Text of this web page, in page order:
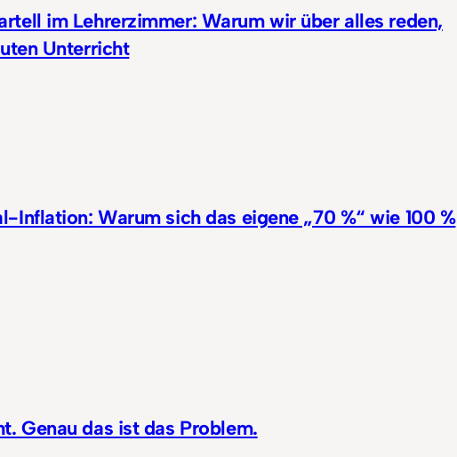
im Lehrerzimmer: Warum wir über alles reden,
Unterricht
Inflation: Warum sich das eigene „70 %“ wie 100 %
Genau das ist das Problem.